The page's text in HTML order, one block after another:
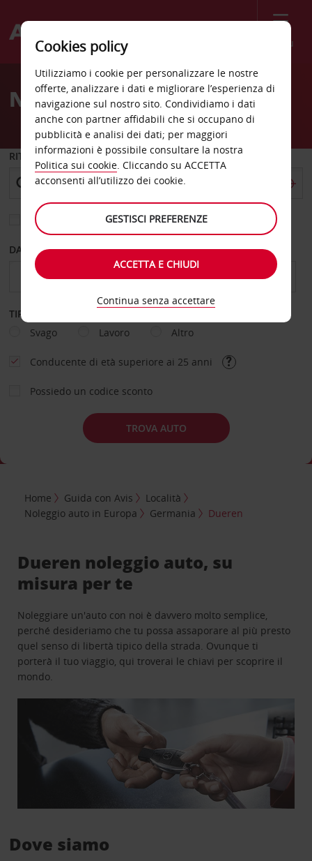
Menù
Welcome
AvisNoleggio auto Dueren
RITIRO DA
Scegli una località di riconsegna diversa
DAL GIORNO AL GIORNO
TIPOLOGIA DI NOLEGGIO
Svago
Lavoro Altro
Conducente di età superiore ai 25 anni
Possiedo un codice sconto
TROVA AUTO
Home Guida con Avis
Località
Noleggio auto in Europa
Germania Dueren
Dueren noleggio auto, su
misura per te
Noleggiare un'auto con noi è davvero molto semplice,
perché desideriamo che tu possa assaporare al più presto
quel senso di libertà tipico della strada. Ovunque ti
porterà il tuo viaggio, qui troverai le chiavi per scoprire il
mondo.
Dove siamo
Cookies policy
Utilizziamo i cookie per personalizzare le nostre
offerte, analizzare i dati e migliorare l’esperienza di
navigazione sul nostro sito. Condividiamo i dati
anche con partner affidabili che si occupano di
pubblicità e analisi dei dati; per maggiori
informazioni è possibile consultare la nostra
Politica sui cookie. Cliccando su ACCETTA
acconsenti all’utilizzo dei cookie.
GESTISCI PREFERENZE
ACCETTA E CHIUDI
Continua senza accettare